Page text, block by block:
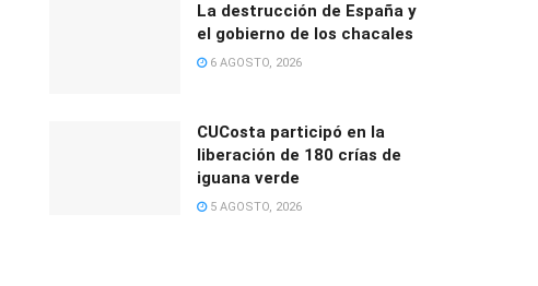
La destrucción de España y
el gobierno de los chacales
6 AGOSTO, 2026
CUCosta participó en la
liberación de 180 crías de
iguana verde
5 AGOSTO, 2026